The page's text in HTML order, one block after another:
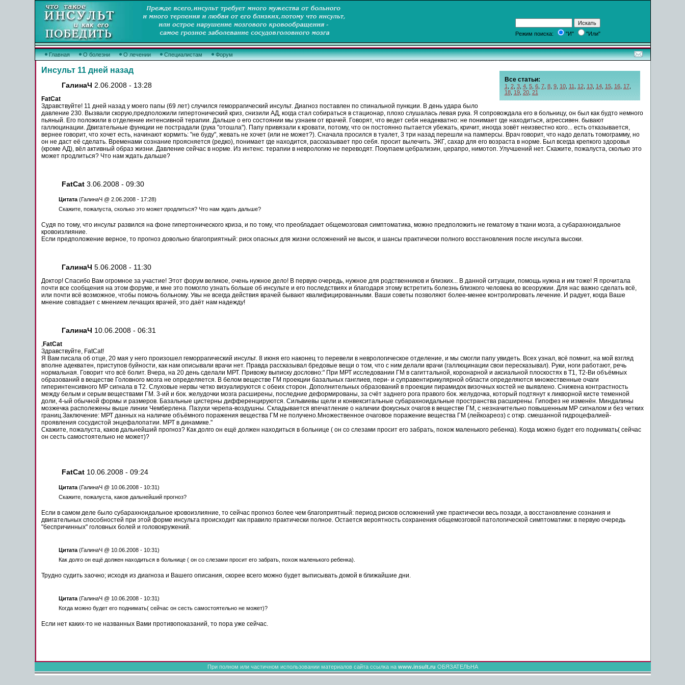
Режим поиска: "И" "Или"
Главная О болезни О лечении Специалистам Форум
Все статьи:
1 2, 3, 4, 5, 6, 7, 8, 9, 10, 11 12, 13, 14, 15, 16, 17,
18, 19, 20, 21
Инсульт 11 дней назад
ГалинаЧ 2.06.2008 - 13:28
FatCat
Здравствуйте! 11 дней назад у моего папы (69 лет) случился геморрагический инсульт. Диагноз поставлен поспинальной пункции. В день удара было
давление 230. Вызвали скорую,предположили гипертонический криз, снизили АД, когдастал собираться в стационар, плохослушалась левая рука. Я сопровождала его в больницу, он был как будто немного
пьяный. Его положили в отделение интенсивной терапии. Дальше о его состоянии мы узнаем отврачей. Говорят, что ведет себя неадекватно: не понимаетгде находиться, агрессивен. бывают
галлюцинации. Двигательные функции не пострадали (рука "отошла"). Папу привязали к кровати, потому, что он постоянно пытается убежать, кричит, иногда зовёт неизвестно кого... есть отказывается,
вернее говорит, что хочет есть, начинают кормить: "не буду", жевать не хочет (или не может?). Сначала просился в туалет, 3 три назад перешли на памперсы. Врач говорит, что надо делать томограмму, но
он не даст её сделать. Временами сознание проясняется (редко), понимаетгде находится, рассказывает про себя. просит вылечить. ЭКГ, сахар для его возраста в норме. Был всегда крепкого здоровья
(кроме АД), вёл активный образ жизни. Давление сейчас в норме. Из интенс. терапии в неврологию не переводят. Покупаем цебрализин, церапро, нимотоп. Улучшений нет. Скажите, пожалуста, сколькоэто
может продлиться? Что нам ждать дальше?
FatCat3.06.2008 - 09:30
Цитата(ГалинаЧ @ 2.06.2008 - 17:28)
Скажите, пожалуста, сколькоэто может продлиться? Что нам ждать дальше?
Судя потому, что инсультразвился на фоне гипертонического криза, и потому, что преобладает общемозговая симптоматика, можнопредположить не гематому в ткани мозга, а субарахноидальное
кровоизлияние.
Если предположение верное, то прогноз довольно благоприятный: риск опасных для жизни осложнений не высок, и шансы практически полноговосстановления после инсультавысоки.
ГалинаЧ 5.06.2008 - 11:30
Доктор! Спасибо Вам огромное за участие! Этот форумвеликое, очень нужное дело! В первую очередь, нужное для родственников и близких... В данной ситуации, помощьнужна и им тоже! Я прочитала
почти все сообщения на этом форуме, и мне это помоглоузнать больше об инсульте и его последствияхи благодаря этому встретить болезнь близкого человека во всеоружии. Для нас важно сделать всё,
или почти всё возможное, чтобы помочь больному. Увы не всегда действия врачей бывают квалифицированными. Ваши советы позволяютболее-менее контролировать лечение. И радует, когда Ваше
мнение совпадает с мнением лечащих врачей, это даёт нам надежду!
ГалинаЧ 10.06.2008 - 06:31
,FatCat
Здравствуйте, FatCat!
Я Вам писала об отце, 20 мая у него произошел геморрагический инсульт. 8 июня его наконец то перевели в неврологическое отделение, и мы смогли папу увидеть. Всех узнал, всё помнит, на мой взгляд
вполне адекватен, приступовбуйности, как нам описывали врачи нет. Правда рассказывал бредовые вещи о том, что с ним делали врачи (галлюцинации свои пересказывал). Руки, ноги работают, речь
нормальная. Говорит что всё болит. Вчера, на 20 день сделали МРТ. Привожувыписку дословно:" При МРТ исследовании ГМ в сагиттальной, коронарной и аксиальной плоскостях в Т1, Т2-Ви объёмных
образований в веществе Головного мозга не определяется. В белом веществе ГМ проекции базальныхганглиев, пери- и суправентирикулярной области определяются множественные очаги
гиперинтенсивного МР сигнала в Т2. Слуховые нервы четко визуалируются с обеих сторон. Дополнительных образований в проекции пирамидок визочных костей не выявлено. Снижена контрастность
между белым и серым веществами ГМ. 3-ий и бок. желудочки мозга расширены, последние деформированы, за счёт заднего рога правого бок. желудочка, который подтянутк ликворной кисте теменной
доли, 4-ый обычной формы и размеров. Базальные цистерны дифференцируются. Сильвиевы щели и конвекситальные субарахноидальные пространства расширены. Гипофез не изменён. Миндалины
мозжечка располежены выше линии Чемберлена. Пазухи черепа-воздушны. Складывается впечатление о наличии фокусных очагов в веществе ГМ, с незначительно повышеннымМР сигналом и без четких
границ.Заключение: МРТ данных на наличие объёмного поражения вещества ГМ не получено.Множественное очаговое поражение вещества ГМ (лейкоареоз) с откр. смешанной гидроцефалией-
проявления сосудистой энцефалопатии. МРТ в динамике."
Скажите, пожалуста, каков дальнейший прогноз? Как долго он ещё должен находиться в больнице ( он со слезами просит его забрать, похожмаленького ребенка). Когда можнобудет его поднимать( сейчас
он сесть самостоятельно не может)?
FatCat10.06.2008 - 09:24
Цитата(ГалинаЧ @ 10.06.2008 - 10:31)
Скажите, пожалуста, каков дальнейший прогноз?
Если в самом деле было субарахноидальное кровоизлияние, то сейчас прогноз более чем благоприятный: периодрисков осложнений уже практически весь позади, а восстановление сознания и
двигательных способностей при этой форме инсультапроисходит как правило практически полное. Остается вероятность сохранения общемозговой патологической симптоматики: в первую очередь
"беспричинных" головных болей и головокружений.
Цитата(ГалинаЧ @ 10.06.2008 - 10:31)
Как долго он ещё должен находиться в больнице( он со слезами просит его забрать, похожмаленького ребенка).
Трудно судить заочно; исходя из диагноза и Вашего описания, скорее всего можнобудет выписывать домой в ближайшие дни.
Цитата(ГалинаЧ @ 10.06.2008 - 10:31)
Когда можнобудет его поднимать( сейчас он сесть самостоятельно не может)?
Если нет каких-то не названных Вами противопоказаний, то порауже сейчас.
При полном или частичном использовании материалов сайта ссылка на www.insult.ru ОБЯЗАТЕЛЬНА